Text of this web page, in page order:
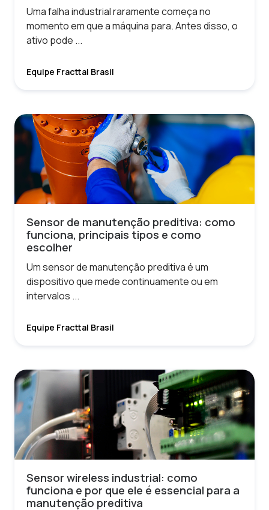
Uma falha industrial raramente começa no
momento em que a máquina para. Antes disso, o
ativo pode ...
Equipe Fracttal Brasil
Sensor de manutenção preditiva: como
funciona, principais tipos e como
escolher
Um sensor de manutenção preditiva é um
dispositivo que mede continuamente ou em
intervalos ...
Equipe Fracttal Brasil
Sensor wireless industrial: como
funciona e por que ele é essencial para a
manutenção preditiva